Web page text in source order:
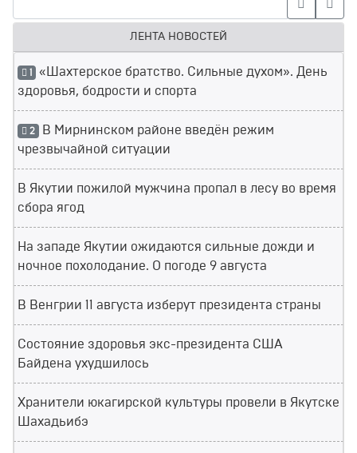
ЛЕНТА НОВОСТЕЙ
1 «Шахтерское братство. Сильные духом». День
здоровья, бодрости и спорта
2 В Мирнинском районе введён режим
чрезвычайной ситуации
В Якутии пожилой мужчина пропал в лесу во время
сбора ягод
На западе Якутии ожидаются сильные дожди и
ночное похолодание. О погоде 9 августа
В Венгрии 11 августа изберут президента страны
Состояние здоровья экс-президента США
Байдена ухудшилось
Хранители юкагирской культуры провели в Якутске
Шахадьибэ